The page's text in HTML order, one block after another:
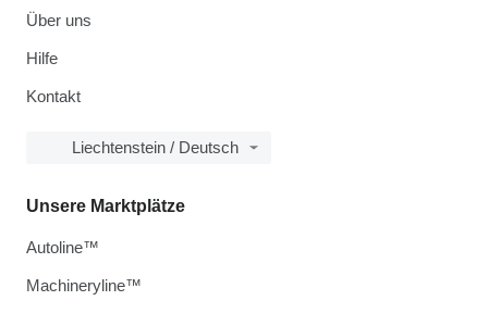
Über uns
Hilfe
Kontakt
Liechtenstein / Deutsch
Unsere Marktplätze
Autoline™
Machineryline™